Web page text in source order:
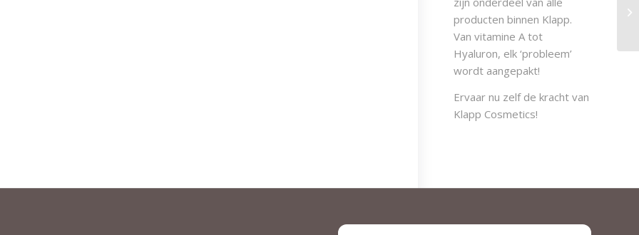
producten binnen Klapp.
Van vitamine A tot
Hyaluron, elk ‘probleem’
wordt aangepakt!
Ervaar nu zelf de kracht van
Klapp Cosmetics!